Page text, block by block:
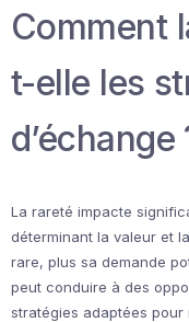
Comment
t-elle les
d’échange
La rareté impacte
déterminant la valeur et
rare, plus sa demande
peut conduire à des
stratégies adaptées pour